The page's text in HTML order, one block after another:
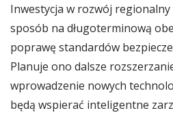
Inwestycja w rozwój regionalny
sposób na długoterminową
poprawę standardów
Planuje ono dalsze
wprowadzenie nowych
będą wspierać inteligentne